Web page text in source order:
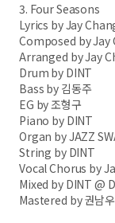
3. Four Seasons
Lyrics by Jay
Composed by Jay
Arranged by Jay
Drum by DINT
Bass by 김동주
EG by 조형구
Piano by DINT
Organ by JAZZ
String by DINT
Vocal Chorus by
Mixed by DINT @
Mastered by 권남